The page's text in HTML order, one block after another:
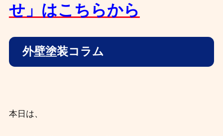
せ」はこちらから
外壁塗装コラム
本日は、